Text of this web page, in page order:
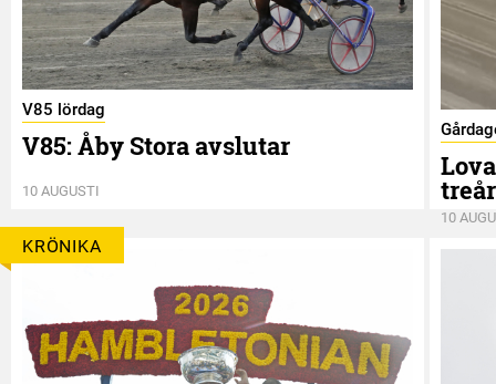
V85 lördag
V85: Åby Stora avslutar
10 AUGUSTI
10
KRÖNIKA